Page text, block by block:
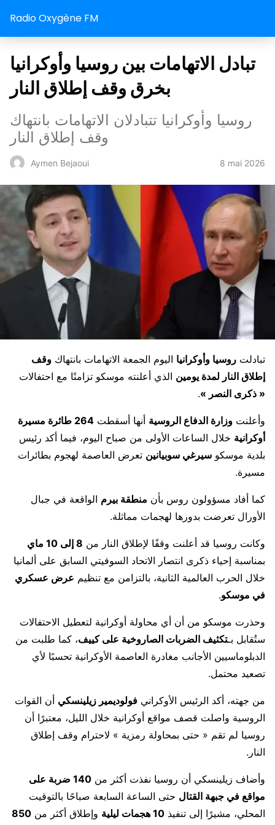
Radio Oxygène FM
تبادل الاتهامات بين روسيا وأوكرانيا
بخرق وقف إطلاق النار
روسيا وأوكرانيا تتبادلان الاتهامات بانتهاك
وقف إطلاق النار
Aymen Bejaoui 8 mai 2026
تبادلت روسيا وأوكرانيا اليوم الجمعة الاتهامات بانتهاك وقف
إطلاق النار لمدة يومين الذي أعلنته موسكو تزامنًا مع احتفالات
« ذكرى النصر ».
وأعلنت وزارة الدفاع الروسية أنها أسقطت
264 طائرة مسيرة
أوكرانية خلال الساعات الأولى من صباح اليوم، فيما أكد رئيس
بلدية موسكو سيرغي سوبيانين تعرض العاصمة لهجوم بطائرات
مسيرة.
كما أفاد مسؤولون روس بأن منطقة بيرم الواقعة في جبال
الأورال تعرضت بدورها لهجمات مماثلة.
وكانت روسيا قد أعلنت وقفًا لإطلاق النار من 8 إلى 10 ماي
بمناسبة إحياء ذكرى انتصار الاتحاد السوفيتي السابق على ألمانيا
خلال الحرب العالمية الثانية، بالتزامن مع تنظيم عرض عسكري
في موسكو.
وحذرت موسكو من أن أي محاولة أوكرانية لتعطيل الاحتفالات
ستُقابل بـتكثيف الضربات الصاروخية على كييف، كما طلبت من
الدبلوماسيين الأجانب مغادرة العاصمة الأوكرانية تحسبًا لأي
تصعيد محتمل.
من جهته، أكد الرئيس الأوكراني فولوديمير زيلينسكي أن القوات
الروسية واصلت قصف مواقع أوكرانية خلال الليل، معتبرًا أن
روسيا لم تقم « حتى بمحاولة رمزية » لاحترام وقف إطلاق
النار.
وأضاف زيلينسكي أن روسيا نفذت أكثر من
140 ضربة على
مواقع في جبهة القتال حتى الساعة السابعة صباحًا بالتوقيت
المحلي، مشيرًا إلى تنفيذ 10 هجمات ليلية وإطلاق أكثر من 850